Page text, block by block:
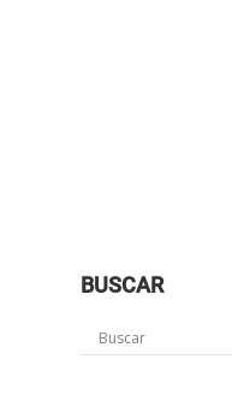
BUSCAR